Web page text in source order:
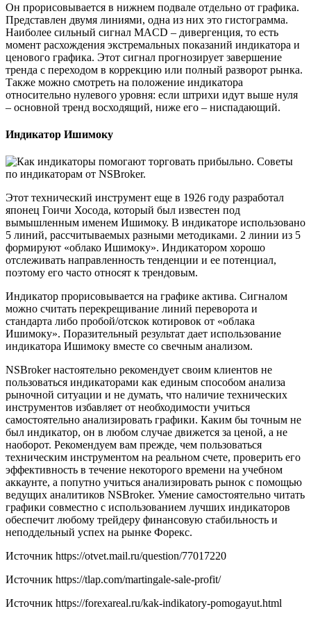
Он прорисовывается в нижнем подвале отдельно от графика.
Представлен двумя линиями, одна из них это гистограмма.
Наиболее сильный сигнал MACD – дивергенция, то есть
момент расхождения экстремальных показаний индикатора и
ценового графика. Этот сигнал прогнозирует завершение
тренда с переходом в коррекцию или полный разворот рынка.
Также можно смотреть на положение индикатора
относительно нулевого уровня: если штрихи идут выше нуля
– основной тренд восходящий, ниже его – ниспадающий.
Индикатор Ишимоку
Этот технический инструмент еще в 1926 году разработал
японец Гоичи Хосода, который был известен под
вымышленным именем Ишимоку. В индикаторе использовано
5 линий, рассчитываемых разными методиками. 2 линии из 5
формируют «облако Ишимоку». Индикатором хорошо
отслеживать направленность тенденции и ее потенциал,
поэтому его часто относят к трендовым.
Индикатор прорисовывается на графике актива. Сигналом
можно считать перекрещивание линий переворота и
стандарта либо пробой/отскок котировок от «облака
Ишимоку». Поразительный результат дает использование
индикатора Ишимоку вместе со свечным анализом.
NSBroker настоятельно рекомендует своим клиентов не
пользоваться индикаторами как единым способом анализа
рыночной ситуации и не думать, что наличие технических
инструментов избавляет от необходимости учиться
самостоятельно анализировать графики. Каким бы точным не
был индикатор, он в любом случае движется за ценой, а не
наоборот. Рекомендуем вам прежде, чем пользоваться
техническим инструментом на реальном счете, проверить его
эффективность в течение некоторого времени на учебном
аккаунте, а попутно учиться анализировать рынок с помощью
ведущих аналитиков NSBroker. Умение самостоятельно читать
графики совместно с использованием лучших индикаторов
обеспечит любому трейдеру финансовую стабильность и
неподдельный успех на рынке Форекс.
Источник https://otvet.mail.ru/question/77017220
Источник https://tlap.com/martingale-sale-profit/
Источник https://forexareal.ru/kak-indikatory-pomogayut.html